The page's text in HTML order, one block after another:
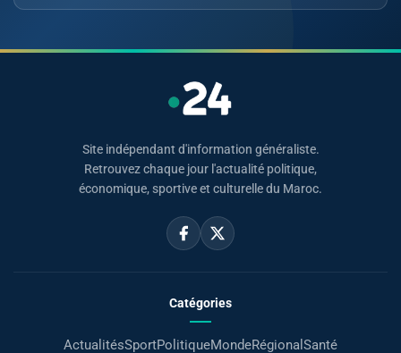
Site indépendant d'information généraliste.
Retrouvez chaque jour l'actualité politique,
économique, sportive et culturelle du Maroc.
Catégories
ActualitésSportPolitiqueMondeRégional Santé